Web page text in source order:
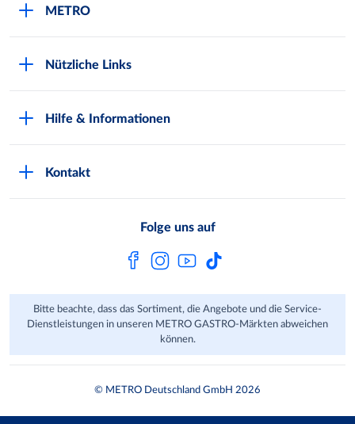
METRO
Presse
Nützliche Links
Hilfe & Informationen
Kundenfeedback
Kontakt
Folge uns auf
Bitte beachte, dass das Sortiment, die Angebote und die Service-
Dienstleistungen in unseren METRO GASTRO-Märkten abweichen
können.
© METRO Deutschland GmbH 2026